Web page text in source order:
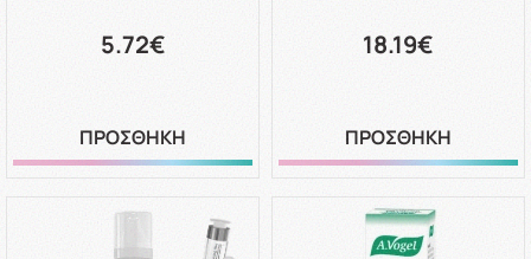
5.72€
ΠΡΟΣΘΗΚΗ
18.19€
ΠΡΟΣΘΗΚΗ